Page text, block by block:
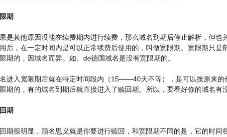
期
其他原因没能在续费期内进行续费，那么域名到期后停止解析，但也
后，在一定时间内是可以正常续费后使用的，叫做宽限期。宽限期只
期的，因域名而异。如。de德国域名是没有宽限期的。
入宽限期后就在特定时间段内（15——40天不等），是可以按原来的
期的，有的域名到期后就直接进入了赎回期。所以，要看好你的域名有
期
很明显，顾名思义就是你要进行赎回，和宽限期不同的是，它的时间